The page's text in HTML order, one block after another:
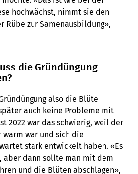
hochwächst, nimmt sie den
Rübe zur Samenausbildung»,
die Gründüngung
also die Blüte
auch keine Probleme mit
2022 war das schwierig, weil der
warm war und sich die
stark entwickelt haben. «Es
aber dann sollte man mit dem
und die Blüten abschlagen»,